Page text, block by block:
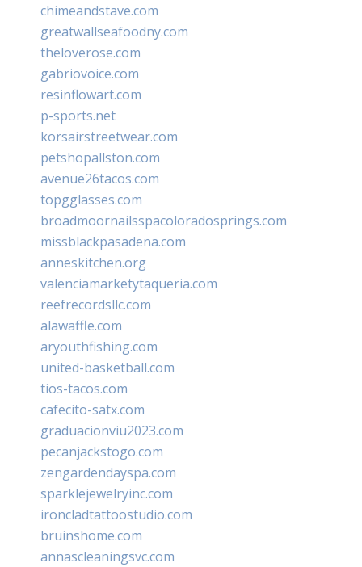
chimeandstave.com
greatwallseafoodny.com
theloverose.com
gabriovoice.com
resinflowart.com
p-sports.net
korsairstreetwear.com
petshopallston.com
avenue26tacos.com
topgglasses.com
broadmoornailsspacoloradosprings.com
missblackpasadena.com
anneskitchen.org
valenciamarketytaqueria.com
reefrecordsllc.com
alawaffle.com
aryouthfishing.com
united-basketball.com
tios-tacos.com
cafecito-satx.com
graduacionviu2023.com
pecanjackstogo.com
zengardendayspa.com
sparklejewelryinc.com
ironcladtattoostudio.com
bruinshome.com
annascleaningsvc.com